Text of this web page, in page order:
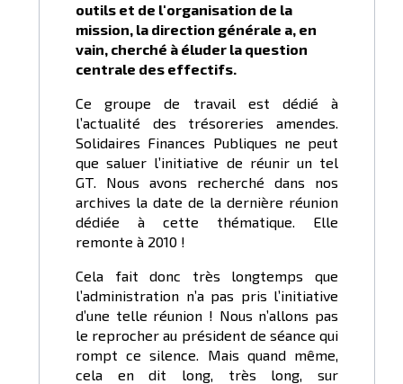
outils et de l'organisation de la
mission, la direction générale a, en
vain, cherché à éluder la question
centrale des effectifs.
Ce groupe de travail est dédié à
l’actualité des trésoreries amendes.
Solidaires Finances Publiques ne peut
que saluer l’initiative de réunir un tel
GT. Nous avons recherché dans nos
archives la date de la dernière réunion
dédiée à cette thématique. Elle
remonte à 2010 !
Cela fait donc très longtemps que
l’administration n’a pas pris l’initiative
d’une telle réunion ! Nous n’allons pas
le reprocher au président de séance qui
rompt ce silence. Mais quand même,
cela en dit long, très long, sur